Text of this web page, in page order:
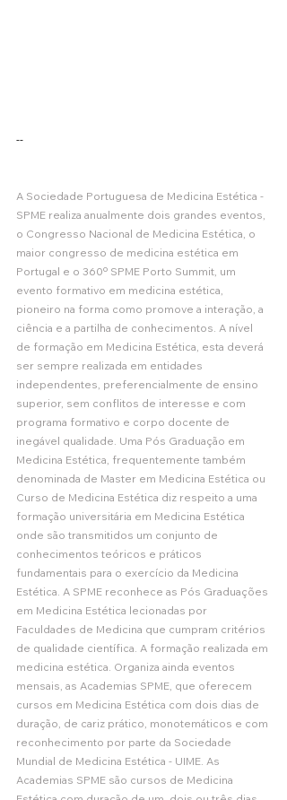
--
A Sociedade Portuguesa de Medicina Estética -
SPME realiza anualmente dois grandes eventos,
o Congresso Nacional de Medicina Estética, o
maior congresso de medicina estética em
Portugal e o 360º SPME Porto Summit, um
evento formativo em medicina estética,
pioneiro na forma como promove a interação, a
ciência e a partilha de conhecimentos. A nível
de formação em Medicina Estética, esta deverá
ser sempre realizada em entidades
independentes, preferencialmente de ensino
superior, sem conflitos de interesse e com
programa formativo e corpo docente de
inegável qualidade. Uma Pós Graduação em
Medicina Estética, frequentemente também
denominada de Master em Medicina Estética ou
Curso de Medicina Estética diz respeito a uma
formação universitária em Medicina Estética
onde são transmitidos um conjunto de
conhecimentos teóricos e práticos
fundamentais para o exercício da Medicina
Estética. A SPME reconhece as Pós Graduações
em Medicina Estética lecionadas por
Faculdades de Medicina que cumpram critérios
de qualidade científica. A formação realizada em
medicina estética. Organiza ainda eventos
mensais, as Academias SPME, que oferecem
cursos em Medicina Estética com dois dias de
duração, de cariz prático, monotemáticos e com
reconhecimento por parte da Sociedade
Mundial de Medicina Estética - UIME. As
Academias SPME são cursos de Medicina